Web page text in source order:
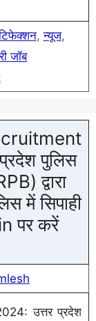
,न्यूज,
जॉब
पुलिस
द्वारा
में सिपाही
पर करें
उत्तर प्रदेश